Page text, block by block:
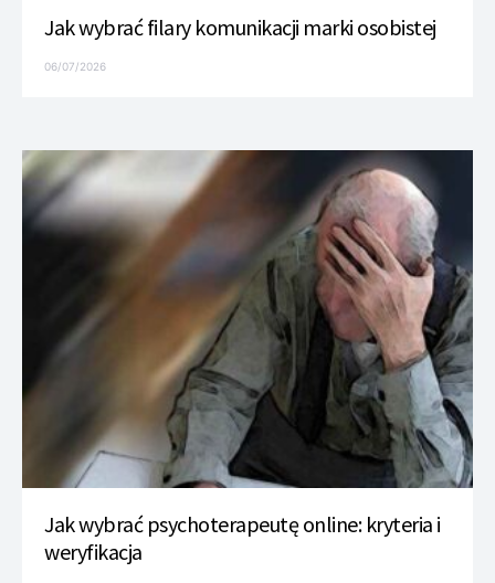
Jak wybrać filary komunikacji marki osobistej
06/07/2026
Jak wybrać psychoterapeutę online: kryteria i
weryfikacja